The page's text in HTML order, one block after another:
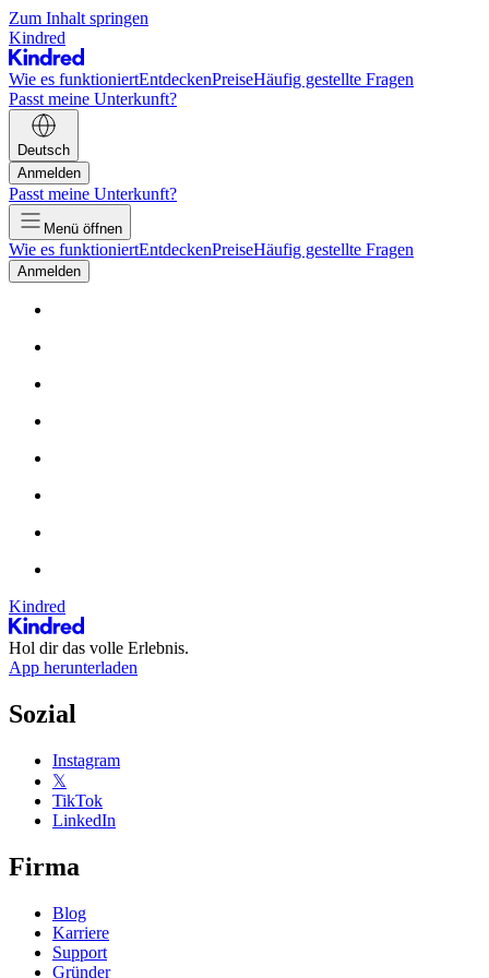
Zum Inhalt springen
Kindred
Wie es funktioniertEntdeckenPreiseHäufig gestellte Fragen
Passt meine Unterkunft?
Deutsch
Anmelden
Passt meine Unterkunft?
Menü öffnen
Wie es funktioniertEntdeckenPreiseHäufig gestellte Fragen
Anmelden
Kindred
Hol dir das volle Erlebnis.
App herunterladen
Sozial
Instagram
𝕏
TikTok
LinkedIn
Firma
Blog
Karriere
Support
Gründer